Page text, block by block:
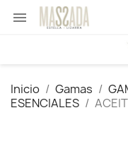

Inicio Gamas
ESENCIALES